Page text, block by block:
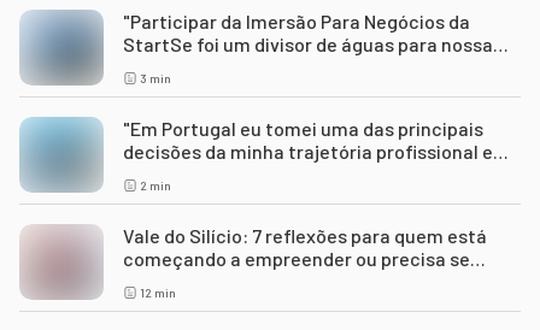
"Participar da Imersão Para Negócios da
StartSe foi um divisor de águas para nossa
empresa [a Totvs]"
3 min
"Em Portugal eu tomei uma das principais
decisões da minha trajetória profissional e
reposicionei o meu negócio"
2 min
Vale do Silício: 7 reflexões para quem está
começando a empreender ou precisa se
reinventar profissionalmente
12 min